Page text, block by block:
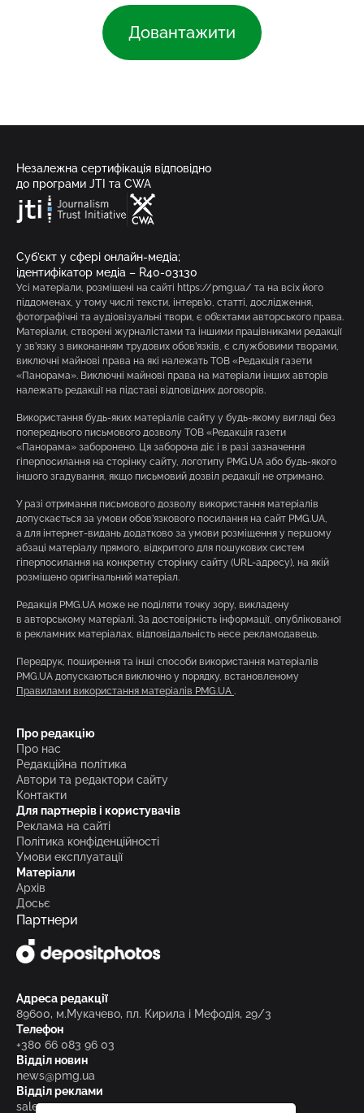
Довантажити
Незалежна сертифікація відповідно
до програми JTI та CWA
Суб’єкт у сфері онлайн-медіа;
ідентифікатор медіа – R40-03130
Усі матеріали, розміщені на сайті https://pmg.ua/ та на всіх його
піддоменах, у тому числі тексти, інтерв’ю, статті, дослідження,
фотографічні та аудіовізуальні твори, є об’єктами авторського права.
Матеріали, створені журналістами та іншими працівниками редакції
у зв’язку з виконанням трудових обов’язків, є службовими творами,
виключні майнові права на які належать ТОВ «Редакція газети
«Панорама». Виключні майнові права на матеріали інших авторів
належать редакції на підставі відповідних договорів.
Використання будь-яких матеріалів сайту у будь-якому вигляді без
попереднього письмового дозволу ТОВ «Редакція газети
«Панорама» заборонено. Ця заборона діє і в разі зазначення
гіперпосилання на сторінку сайту, логотипу PMG.UA або будь-якого
іншого згадування, якщо письмовий дозвіл редакції не отримано.
У разі отримання письмового дозволу використання матеріалів
допускається за умови обов’язкового посилання на сайт PMG.UA,
а для інтернет-видань додатково за умови розміщення у першому
абзаці матеріалу прямого, відкритого для пошукових систем
гіперпосилання на конкретну сторінку сайту (URL-адресу), на якій
розміщено оригінальний матеріал.
Редакція PMG.UA може не поділяти точку зору, викладену
в авторському матеріалі. За достовірність інформації, опублікованої
в рекламних матеріалах, відповідальність несе рекламодавець.
Передрук, поширення та інші способи використання матеріалів
PMG.UA допускаються виключно у порядку, встановленому
Правилами використання матеріалів PMG.UA .
Про редакцію
Про нас
Редакційна політика
Автори та редактори сайту
Контакти
Для партнерів і користувачів
Реклама на сайті
Політика конфіденційності
Умови експлуатації
Матеріали
Архів
Досьє
Партнери
Адреса редакції
89600, м.Мукачево, пл. Кирила і Мефодія, 29/3
Телефон
+380 66 083 96 03
Відділ новин
news@pmg.ua
Відділ реклами
sales@pmg.ua